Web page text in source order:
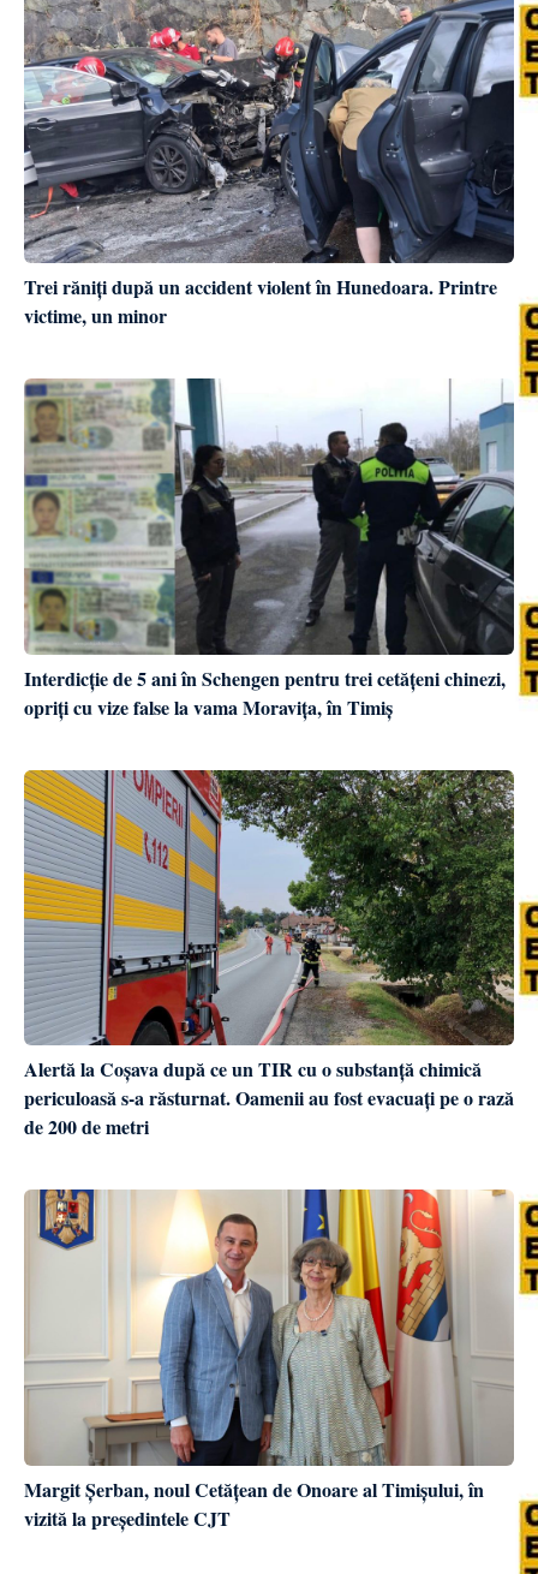
Trei răniți după un accident violent în Hunedoara. Printre
victime, un minor
Interdicție de 5 ani în Schengen pentru trei cetățeni chinezi,
opriți cu vize false la vama Moravița, în Timiș
Alertă la Coșava după ce un TIR cu o substanță chimică
periculoasă s-a răsturnat. Oamenii au fost evacuați pe o rază
de 200 de metri
Margit Șerban, noul Cetățean de Onoare al Timișului, în
vizită la președintele CJT